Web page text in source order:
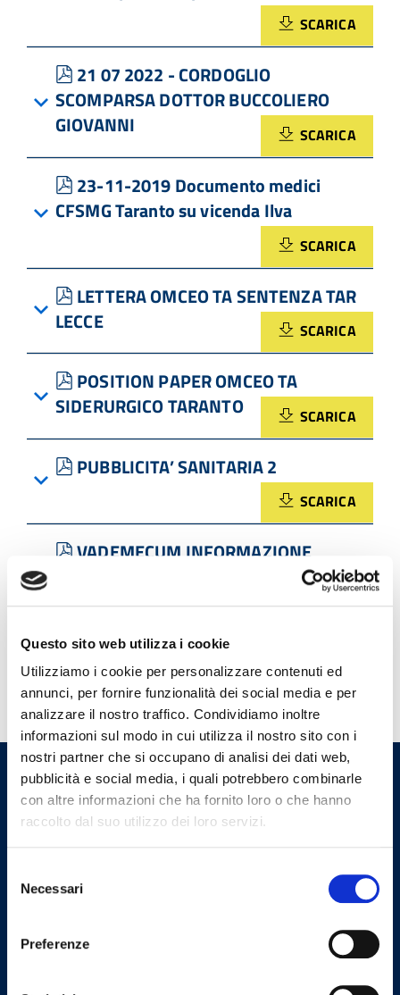
Questo sito web utilizza i cookie
Utilizziamo i cookie per personalizzare contenuti ed
annunci, per fornire funzionalità dei social media e per
analizzare il nostro traffico. Condividiamo inoltre
informazioni sul modo in cui utilizza il nostro sito con i
nostri partner che si occupano di analisi dei dati web,
pubblicità e social media, i quali potrebbero combinarle
con altre informazioni che ha fornito loro o che hanno
raccolto dal suo utilizzo dei loro servizi.
delNecessari
Preferenze
SCARICA
pdf
21 07 2022 - CORDOGLIO
SCOMPARSA DOTTOR BUCCOLIERO
GIOVANNI
SCARICA
pdf
23-11-2019 Documento medici
CFSMG Taranto su vicenda Ilva
SCARICA
pdf
LETTERA OMCEO TA SENTENZA TAR
LECCE
SCARICA
pdf
POSITION PAPER OMCEO TA
SIDERURGICO TARANTO
SCARICA
pdf
PUBBLICITA’ SANITARIA 2
SCARICA
pdf
VADEMECUM INFORMAZIONE
SCARICA
TORNA INDIETRO
Ordine dei Medici Chirurghi e
degli Odontoiatri della
Email Segreteria